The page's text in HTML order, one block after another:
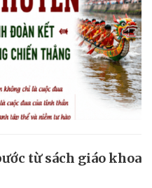
từ sách giáo khoa